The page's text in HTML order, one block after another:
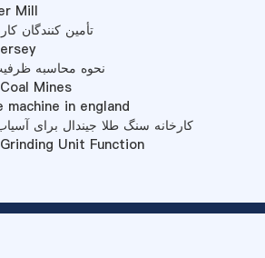
Mill
تأمین کنندگان
نحوه محاسبه
Mines
machine in england
کارخانه سنگ طلا جیندال برای
Unit Function